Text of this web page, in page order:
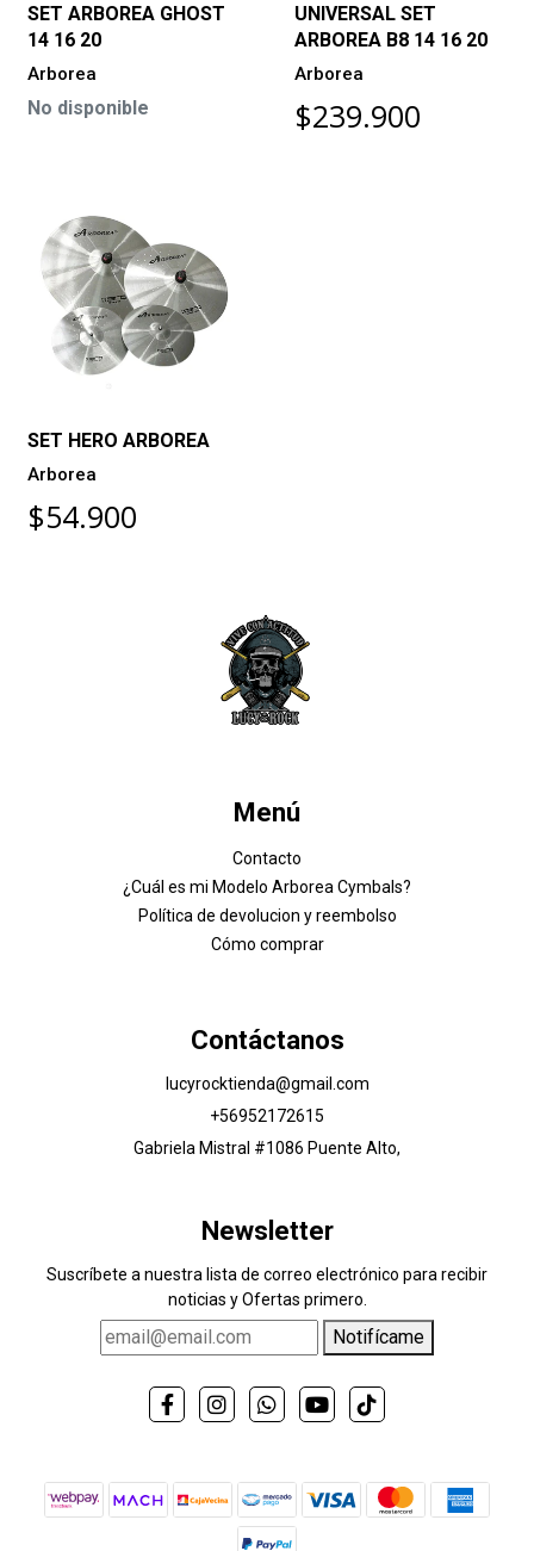
SET ARBOREA GHOST
14 16 20
Arborea
No disponible
UNIVERSAL SET
ARBOREA B8 14 16 20
Arborea
$239.900
SET HERO ARBOREA
Arborea
$54.900
Menú
Contacto
¿Cuál es mi Modelo Arborea Cymbals?
Política de devolucion y reembolso
Cómo comprar
Contáctanos
lucyrocktienda@gmail.com
+56952172615
Gabriela Mistral #1086 Puente Alto,
Newsletter
Suscríbete a nuestra lista de correo electrónico para recibir
noticias y Ofertas primero.
Notifícame